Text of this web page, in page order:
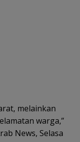
melainkan
warga,”
News, Selasa